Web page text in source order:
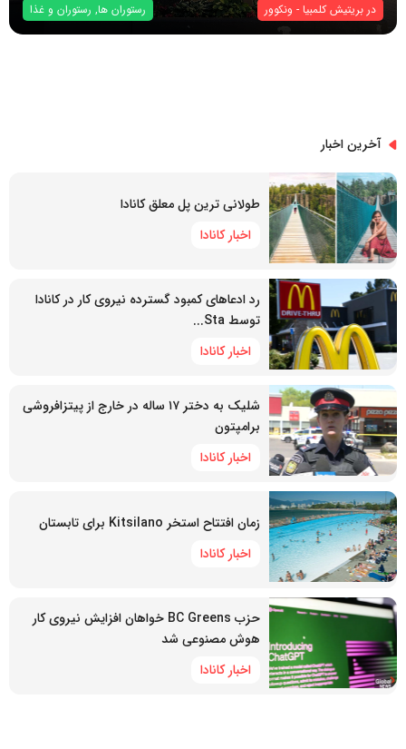
در بریتیش کلمبیا - ونکوور رستوران ها, رستوران و غذا
آخرین اخبار
طولانی ترین پل معلق کانادا
اخبار کانادا
رد ادعاهای کمبود گسترده نیروی کار در کانادا
توسط Sta...
اخبار کانادا
شلیک به دختر ۱۷ ساله در خارج از پیتزافروشی
برامپتون
اخبار کانادا
زمان افتتاح استخر Kitsilano برای تابستان
اخبار کانادا
حزب BC Greens خواهان افزایش نیروی کار
هوش مصنوعی شد
اخبار کانادا